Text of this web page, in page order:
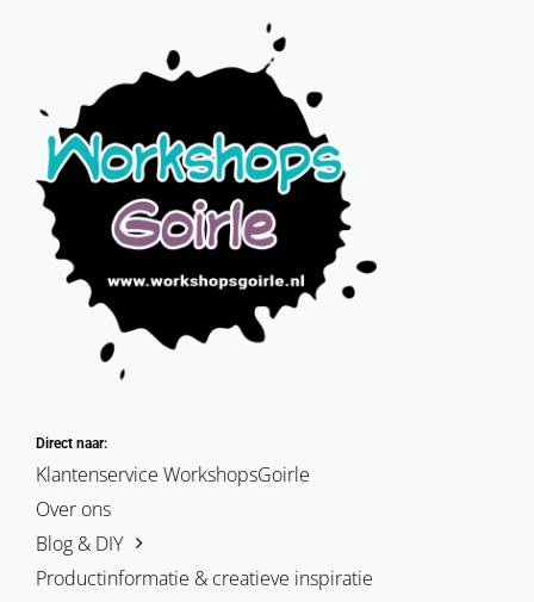
Direct naar:
Klantenservice WorkshopsGoirle
Over ons
Blog & DIY
Productinformatie & creatieve inspiratie